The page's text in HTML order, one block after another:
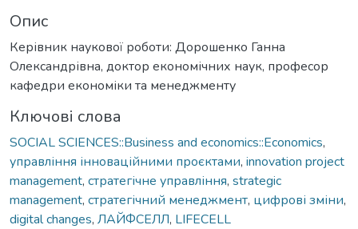
Опис
Керівник наукової роботи: Дорошенко Ганна
Олександрівна, доктор економічних наук, професор
кафедри економіки та менеджменту
Ключові слова
SOCIAL SCIENCES::Business and economics::Economics,
управління інноваційними проєктами, innovation project
management, стратегічне управління, strategic
management, стратегічний менеджмент, цифрові зміни,
digital changes, ЛАЙФСЕЛЛ, LIFECELL